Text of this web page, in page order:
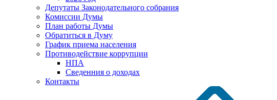
Депутаты Законодательного собрания
Комиссии Думы
План работы Думы
Обратиться в Думу
График приема населения
Противодействие коррупции
НПА
Сведенния о доходах
Контакты